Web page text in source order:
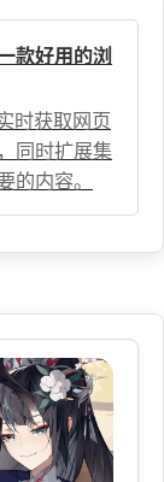
款好用的浏
时获取网页
同时扩展集
的内容。